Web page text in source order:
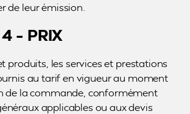
de leur émission.
– PRIX
produits, les services et prestations
au tarif en vigueur au moment
de la commande, conformément
applicables ou aux devis